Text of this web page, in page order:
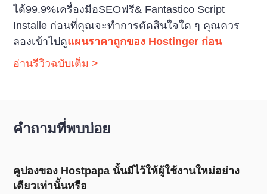
ได้99.9%เครื่องมือSEOฟรี& Fantastico Script
Installe ก่อนที่คุณจะทำการตัดสินใจใด ๆ คุณควร
ลองเข้าไปดูแผนราคาถูกของ Hostinger ก่อน
อ่านรีวิวฉบับเต็ม >
คำถามที่พบบ่อย
คูปองของ Hostpapa นั้นมีไว้ให้ผู้ใช้งานใหม่อย่าง
เดียวเท่านั้นหรือ